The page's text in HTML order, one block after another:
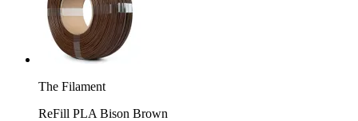
The Filament
ReFill PLA Bison Brown